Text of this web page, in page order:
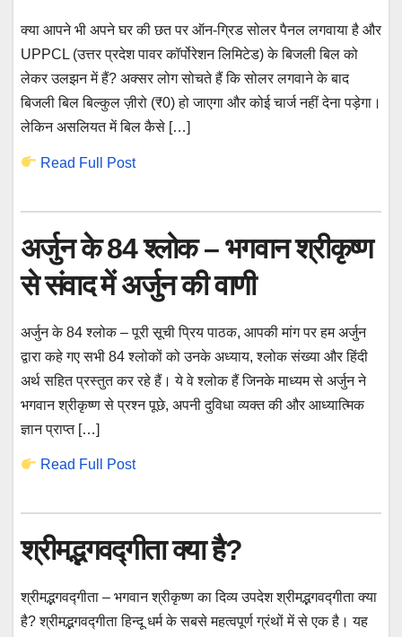
क्या आपने भी अपने घर की छत पर ऑन-ग्रिड सोलर पैनल लगवाया है और
UPPCL (उत्तर प्रदेश पावर कॉर्पोरेशन लिमिटेड) के बिजली बिल को
लेकर उलझन में हैं? अक्सर लोग सोचते हैं कि सोलर लगवाने के बाद
बिजली बिल बिल्कुल ज़ीरो (₹0) हो जाएगा और कोई चार्ज नहीं देना पड़ेगा।
लेकिन असलियत में बिल कैसे […]
Read Full Post
अर्जुन के 84 श्लोक – भगवान श्रीकृष्ण
से संवाद में अर्जुन की वाणी
अर्जुन के 84 श्लोक – पूरी सूची प्रिय पाठक, आपकी मांग पर हम अर्जुन
द्वारा कहे गए सभी 84 श्लोकों को उनके अध्याय, श्लोक संख्या और हिंदी
अर्थ सहित प्रस्तुत कर रहे हैं। ये वे श्लोक हैं जिनके माध्यम से अर्जुन ने
भगवान श्रीकृष्ण से प्रश्न पूछे, अपनी दुविधा व्यक्त की और आध्यात्मिक
ज्ञान प्राप्त […]
Read Full Post
श्रीमद्भगवद्गीता क्या है?
श्रीमद्भगवद्गीता – भगवान श्रीकृष्ण का दिव्य उपदेश श्रीमद्भगवद्गीता क्या
है? श्रीमद्भगवद्गीता हिन्दू धर्म के सबसे महत्वपूर्ण ग्रंथों में से एक है। यह